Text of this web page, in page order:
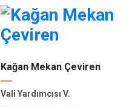
Kağan Mekan Çeviren
Vali Yardımcısı V.